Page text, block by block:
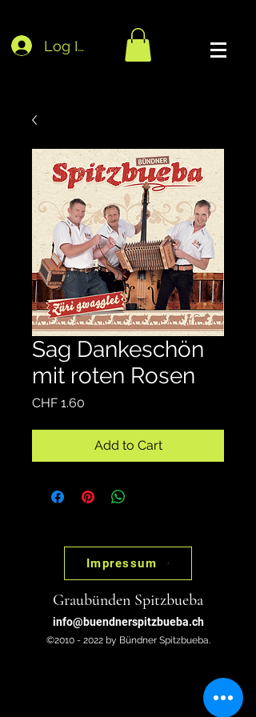
Log In
Sag Dankeschön
mit roten Rosen
CHF 1.60
Add to Cart
Impressum
Graubünden Spitzbueba
info@buendnerspitzbueba.ch
©2010 - 2022 by Bündner Spitzbueba.